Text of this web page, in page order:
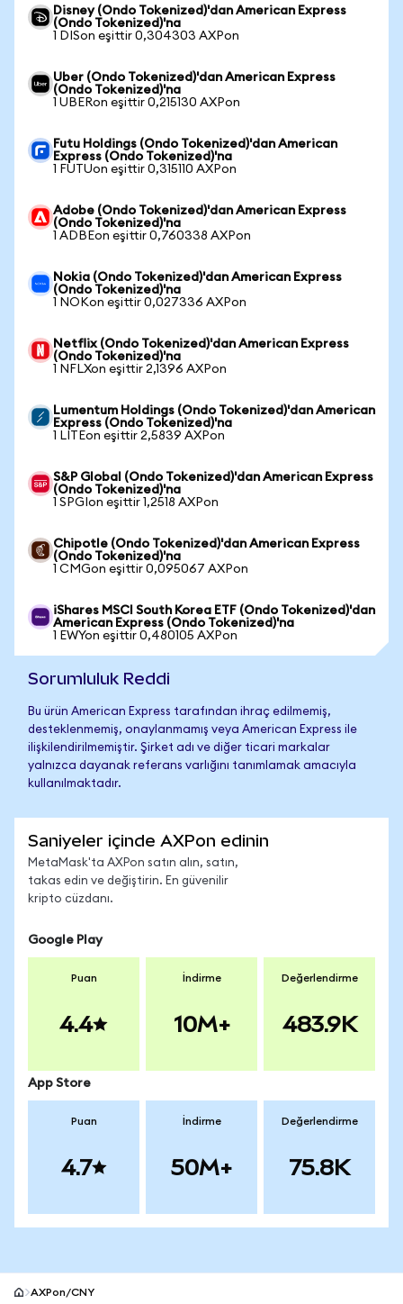
Disney (Ondo Tokenized)'dan American Express
(Ondo Tokenized)'na
1 DISon eşittir 0,304303 AXPon
Uber (Ondo Tokenized)'dan American Express
(Ondo Tokenized)'na
1 UBERon eşittir 0,215130 AXPon
Futu Holdings (Ondo Tokenized)'dan American
Express (Ondo Tokenized)'na
1 FUTUon eşittir 0,315110 AXPon
Adobe (Ondo Tokenized)'dan American Express
(Ondo Tokenized)'na
1 ADBEon eşittir 0,760338 AXPon
Nokia (Ondo Tokenized)'dan American Express
(Ondo Tokenized)'na
1 NOKon eşittir 0,027336 AXPon
Netflix (Ondo Tokenized)'dan American Express
(Ondo Tokenized)'na
1 NFLXon eşittir 2,1396 AXPon
Lumentum Holdings (Ondo Tokenized)'dan American
Express (Ondo Tokenized)'na
1 LITEon eşittir 2,5839 AXPon
S&P Global (Ondo Tokenized)'dan American Express
(Ondo Tokenized)'na
1 SPGIon eşittir 1,2518 AXPon
Chipotle (Ondo Tokenized)'dan American Express
(Ondo Tokenized)'na
1 CMGon eşittir 0,095067 AXPon
iShares MSCI South Korea ETF (Ondo Tokenized)'dan
American Express (Ondo Tokenized)'na
1 EWYon eşittir 0,480105 AXPon
Sorumluluk Reddi
Bu ürün American Express tarafından ihraç edilmemiş,
desteklenmemiş, onaylanmamış veya American Express ile
ilişkilendirilmemiştir. Şirket adı ve diğer ticari markalar
yalnızca dayanak referans varlığını tanımlamak amacıyla
kullanılmaktadır.
Saniyeler içinde AXPon edinin
MetaMask'ta AXPon satın alın, satın,
takas edin ve değiştirin. En güvenilir
kripto cüzdanı.
Google Play
Puan
4.4
İndirme
10M+
Değerlendirme
483.9K
App Store
Puan
4.7
İndirme
50M+
Değerlendirme
75.8K
AXPon/CNY